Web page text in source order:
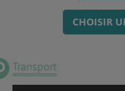
CHOISIR
Transport